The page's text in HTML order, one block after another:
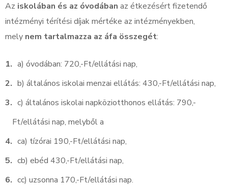
Az iskolában és az óvodában az étkezésért fizetendő
intézményi térítési díjak mértéke az intézményekben,
mely nem tartalmazza az áfa összegét:
a) óvodában: 720,-Ft/ellátási nap,
b) általános iskolai menzai ellátás: 430,-Ft/ellátási nap,
c) általános iskolai napköziotthonos ellátás: 790,-
Ft/ellátási nap, melyből a
ca) tízórai 190,-Ft/ellátási nap,
cb) ebéd 430,-Ft/ellátási nap,
cc) uzsonna 170,-Ft/ellátási nap.